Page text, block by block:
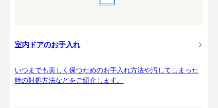
室内ドアのお手入れ
いつまでも美しく保つためのお手入れ方法や汚してしまった
時の対処方法などをご紹介します。